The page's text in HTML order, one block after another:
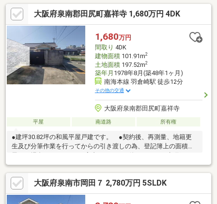
道路も広々としており運転がしやすい♪是非一度ご内覧頂きたいお
家です♪お気軽にお問合せお待ちしております
♪**********************※令和8年度固定資産税額：年額46163円
大阪府泉南郡田尻町嘉祥寺 1,680万円 4DK
1,680万円
間取り 4DK
建物面積101.91m2
土地面積197.52m2
築年月 1978年8月(築48年1ヶ月)
南海本線 羽倉崎駅 徒歩12分
その他の交通
大阪府泉南郡田尻町嘉祥寺
平屋 南道路 所有権
●建坪30.82坪の和風平屋戸建です。 ●契約後、再測量、地籍更
生及び分筆作業を行ってからの引き渡しの為、登記簿上の面積と
リフォームすることをお薦めします。） ●現況有姿取引 ●雨
水管は隣地に配管されている可能性があります。 ●門側の水栓
は使用できません ●購入者は自身か親族の方が居住する方のみ
でお願い致します。賃貸・民泊等の収益目的の方はご遠慮願いま
す。
大阪府泉南市岡田７ 2,780万円 5SLDK